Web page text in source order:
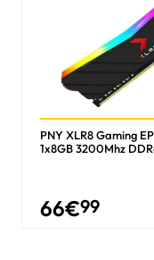
PNY XLR8 Gaming
1x8GB 3200Mhz
66€99